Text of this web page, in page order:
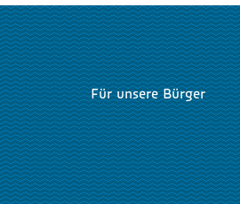
Für unsere Bürger